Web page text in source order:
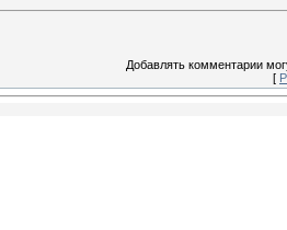
Добавлять комментарии
[